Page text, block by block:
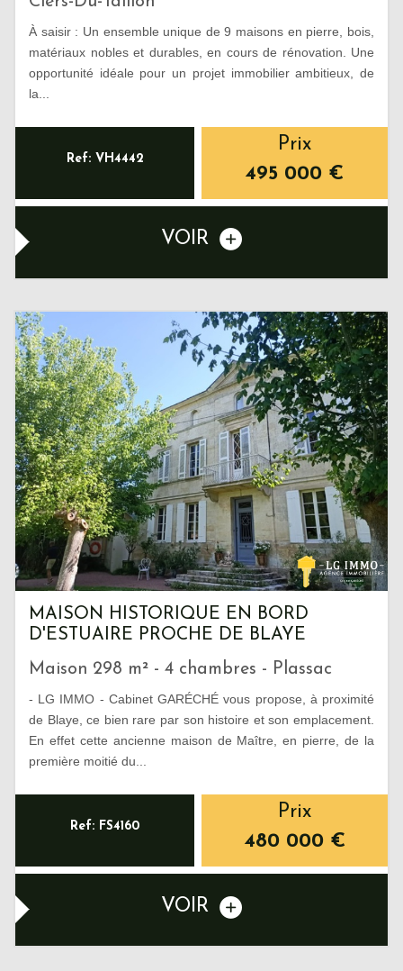
À saisir : Un ensemble unique de 9 maisons en pierre, bois,
matériaux nobles et durables, en cours de rénovation. Une
opportunité idéale pour un projet immobilier ambitieux, de
la...
Ref: VH4442
Prix
495 000 €
VOIR
MAISON HISTORIQUE EN BORD
D'ESTUAIRE PROCHE DE BLAYE
Maison 298 m² - 4 chambres - Plassac
- LG IMMO - Cabinet GARÉCHÉ vous propose, à proximité
de Blaye, ce bien rare par son histoire et son emplacement.
En effet cette ancienne maison de Maître, en pierre, de la
première moitié du...
Ref: FS4160
Prix
480 000 €
VOIR